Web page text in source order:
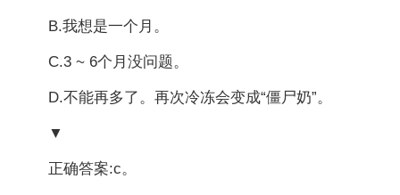
B.我想是一个月。
C.3 ~ 6个月没问题。
D.不能再多了。再次冷冻会变成“僵尸奶”。
▼
正确答案:c。